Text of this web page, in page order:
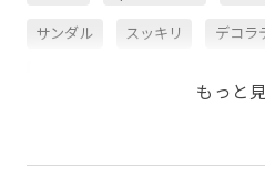
サンダル スッキリ デコラ
ペプラム リネン 二の腕が
もっと